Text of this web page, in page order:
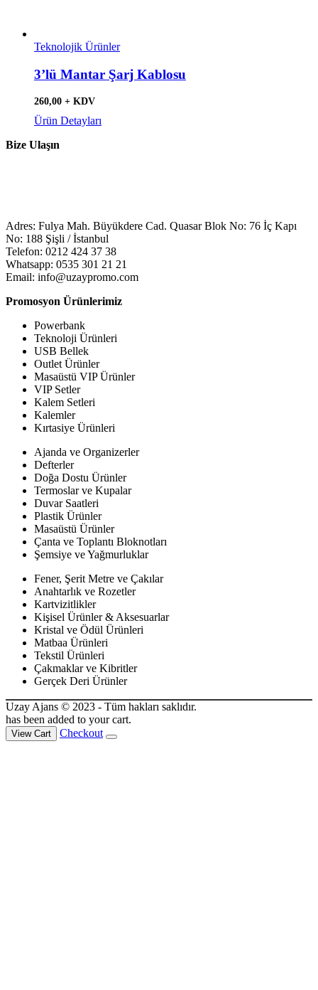
Teknolojik Ürünler
3’lü Mantar Şarj Kablosu
260,00 + KDV
Ürün Detayları
Bize Ulaşın
Adres: Fulya Mah. Büyükdere Cad. Quasar Blok No: 76 İç Kapı
No: 188 Şişli / İstanbul
Telefon: 0212 424 37 38
Whatsapp: 0535 301 21 21
Email: info@uzaypromo.com
Promosyon Ürünlerimiz
Powerbank
Teknoloji Ürünleri
USB Bellek
Outlet Ürünler
Masaüstü VIP Ürünler
VIP Setler
Kalem Setleri
Kalemler
Kırtasiye Ürünleri
Ajanda ve Organizerler
Defterler
Doğa Dostu Ürünler
Termoslar ve Kupalar
Duvar Saatleri
Plastik Ürünler
Masaüstü Ürünler
Çanta ve Toplantı Bloknotları
Şemsiye ve Yağmurluklar
Fener, Şerit Metre ve Çakılar
Anahtarlık ve Rozetler
Kartvizitlikler
Kişisel Ürünler & Aksesuarlar
Kristal ve Ödül Ürünleri
Matbaa Ürünleri
Tekstil Ürünleri
Çakmaklar ve Kibritler
Gerçek Deri Ürünler
Uzay Ajans © 2023 - Tüm hakları saklıdır.
has been added to your cart.
View Cart Checkout